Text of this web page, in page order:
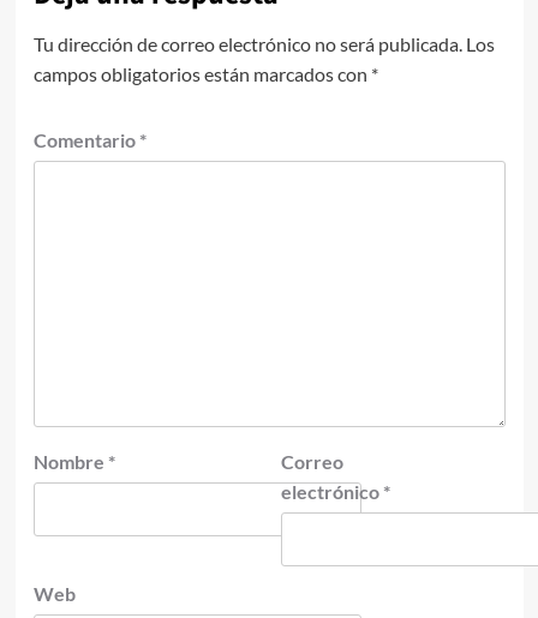
Tu dirección de correo electrónico no será publicada. Los
campos obligatorios están marcados con *
Comentario *
Nombre *
Correo
electrónico *
Web